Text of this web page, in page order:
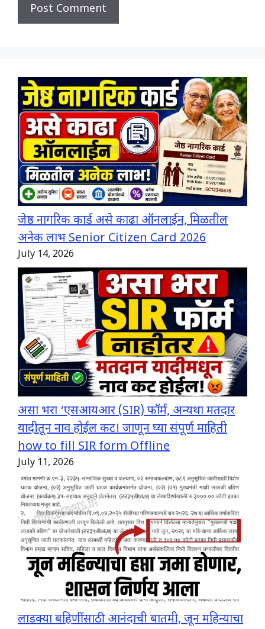
जेष्ठ नागरिक कार्ड असे काढा ऑनलाईन, मिळतील
अनेक लाभ Senior Citizen Card 2026
July 14, 2026
असा भरा ‘एसआयआर (SIR) फॉर्म, अन्यथा मतदार
यादीतून नाव होईल कट! जाणून घ्या संपूर्ण माहिती
how to fill SIR form Offline
July 11, 2026
लाडक्या बहिणींसाठी आनंदाची बातमी, जून महिन्याचा